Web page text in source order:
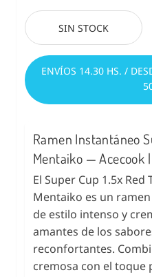
SIN STOCK
ENVÍOS 14.30 HS. /
Ramen Instantáneo
Mentaiko — Acecook
El Super Cup 1.5x Red
Mentaiko es un
de estilo intenso y
amantes de los
reconfortantes.
cremosa con el toque